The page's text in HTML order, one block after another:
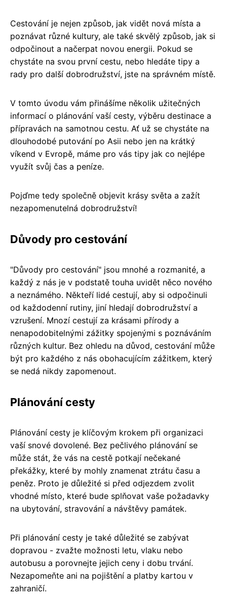
Cestování je nejen způsob, jak vidět nová místa a
poznávat různé kultury, ale také skvělý způsob, jak si
odpočinout a načerpat novou energii. Pokud se
chystáte na svou první cestu, nebo hledáte tipy a
rady pro další dobrodružství, jste na správném místě.
V tomto úvodu vám přinášíme několik užitečných
informací o plánování vaší cesty, výběru destinace a
přípravách na samotnou cestu. Ať už se chystáte na
dlouhodobé putování po Asii nebo jen na krátký
víkend v Evropě, máme pro vás tipy jak co nejlépe
využít svůj čas a peníze.
Pojďme tedy společně objevit krásy světa a zažít
nezapomenutelná dobrodružství!
Důvody pro cestování
"Důvody pro cestování" jsou mnohé a rozmanité, a
každý z nás je v podstatě touha uvidět něco nového
a neznámého. Někteří lidé cestují, aby si odpočinuli
od každodenní rutiny, jiní hledají dobrodružství a
vzrušení. Mnozí cestují za krásami přírody a
nenapodobitelnými zážitky spojenými s poznáváním
různých kultur. Bez ohledu na důvod, cestování může
být pro každého z nás obohacujícím zážitkem, který
se nedá nikdy zapomenout.
Plánování cesty
Plánování cesty je klíčovým krokem při organizaci
vaší snové dovolené. Bez pečlivého plánování se
může stát, že vás na cestě potkají nečekané
překážky, které by mohly znamenat ztrátu času a
peněz. Proto je důležité si před odjezdem zvolit
vhodné místo, které bude splňovat vaše požadavky
na ubytování, stravování a návštěvy památek.
Při plánování cesty je také důležité se zabývat
dopravou - zvažte možnosti letu, vlaku nebo
autobusu a porovnejte jejich ceny i dobu trvání.
Nezapomeňte ani na pojištění a platby kartou v
zahraničí.